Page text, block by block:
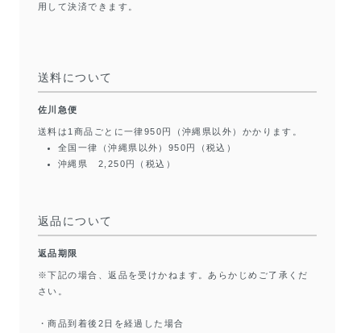
用して決済できます。
送料について
佐川急便
送料は1商品ごとに一律950円（沖縄県以外）かかります。
全国一律（沖縄県以外）950円（税込）
沖縄県 2,250円（税込）
返品について
返品期限
※下記の場合、返品を受けかねます。あらかじめご了承くだ
さい。
・商品到着後2日を経過した場合